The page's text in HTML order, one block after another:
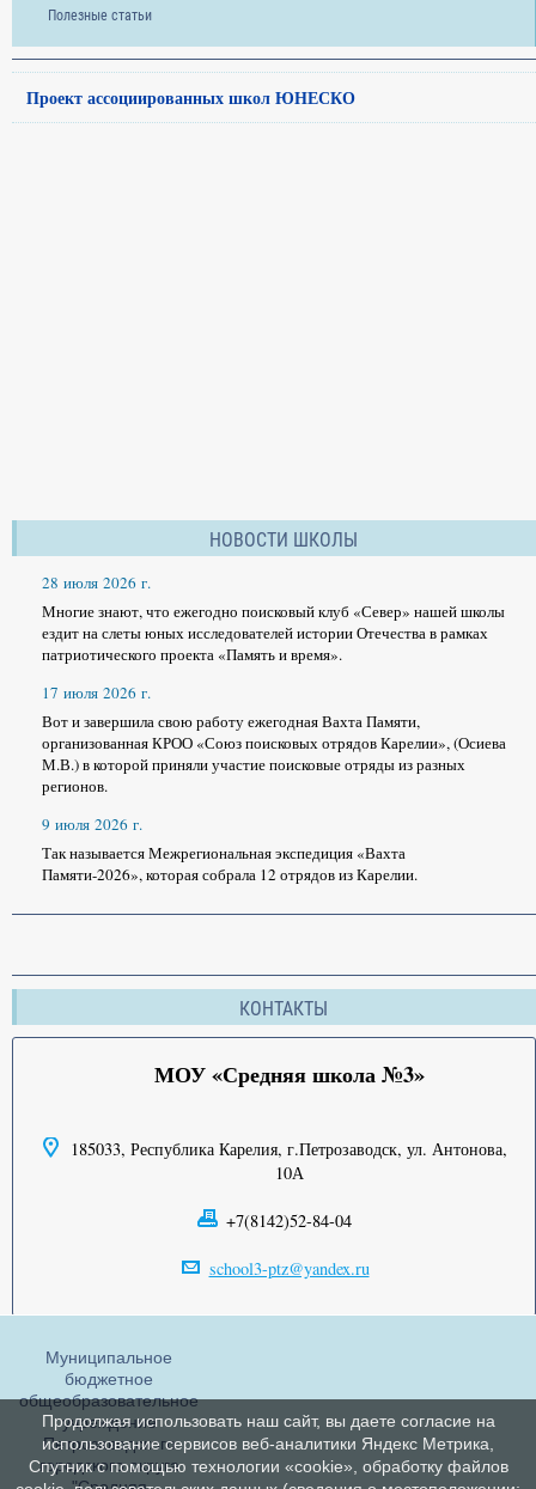
Полезные статьи
Проект ассоциированных школ ЮНЕСКО
НОВОСТИ ШКОЛЫ
28 июля 2026 г.
Многие знают, что ежегодно поисковый клуб «Север» нашей школы
ездит на слеты юных исследователей истории Отечества в рамках
патриотического проекта «Память и время».
17 июля 2026 г.
Вот и завершила свою работу ежегодная Вахта Памяти,
организованная КРОО «Союз поисковых отрядов Карелии», (Осиева
М.В.) в которой приняли участие поисковые отряды из разных
регионов.
9 июля 2026 г.
Так называется Межрегиональная экспедиция «Вахта
Памяти-2026», которая собрала 12 отрядов из Карелии.
КОНТАКТЫ
МОУ «Средняя школа №3»
185033, Республика Карелия, г.Петрозаводск, ул. Антонова,
10А
+7(8142)52-84-04
school3-ptz@yandex.ru
Муниципальное
бюджетное
общеобразовательное
учреждение
Петрозаводского
городского округа
Продолжая использовать наш сайт, вы даете согласие на
использование сервисов веб-аналитики Яндекс Метрика,
Спутник с помощью технологии «cookie», обработку файлов